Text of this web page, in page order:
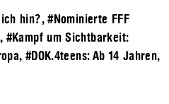
hin?,#Nominierte FFF
, #Kampf um Sichtbarkeit:
, #DOK.4teens: Ab 14 Jahren,